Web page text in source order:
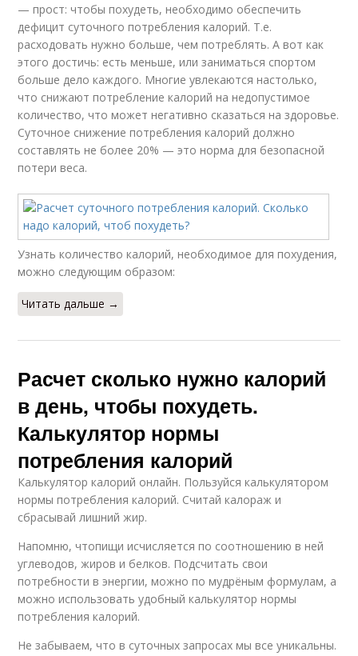
— прост: чтобы похудеть, необходимо обеспечить
дефицит суточного потребления калорий. Т.е.
расходовать нужно больше, чем потреблять. А вот как
этого достичь: есть меньше, или заниматься спортом
больше дело каждого. Многие увлекаются настолько,
что снижают потребление калорий на недопустимое
количество, что может негативно сказаться на здоровье.
Суточное снижение потребления калорий должно
составлять не более 20% — это норма для безопасной
потери веса.
Узнать количество калорий, необходимое для похудения,
можно следующим образом:
Читать дальше →
Расчет сколько нужно калорий
в день, чтобы похудеть.
Калькулятор нормы
потребления калорий
Калькулятор калорий онлайн. Пользуйся калькулятором
нормы потребления калорий. Считай калораж и
сбрасывай лишний жир.
Напомню, чтопищи исчисляется по соотношению в ней
углеводов, жиров и белков. Подсчитать свои
потребности в энергии, можно по мудрёным формулам, а
можно использовать удобный калькулятор нормы
потребления калорий.
Не забываем, что в суточных запросах мы все уникальны.